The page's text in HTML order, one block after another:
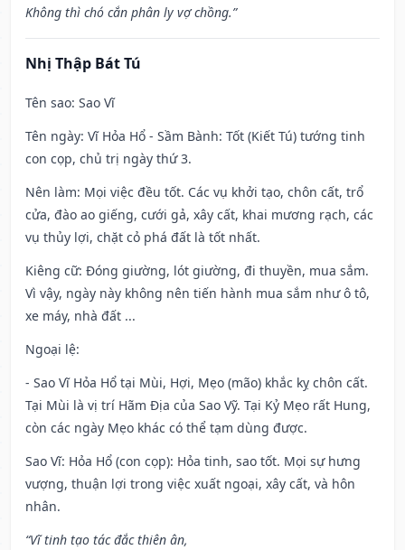
Không thì chó cắn phân ly vợ chồng.”
Nhị Thập Bát Tú
Tên sao: Sao Vĩ
Tên ngày: Vĩ Hỏa Hổ - Sầm Bành: Tốt (Kiết Tú) tướng tinh
con cọp, chủ trị ngày thứ 3.
Nên làm: Mọi việc đều tốt. Các vụ khởi tạo, chôn cất, trổ
cửa, đào ao giếng, cưới gả, xây cất, khai mương rạch, các
vụ thủy lợi, chặt cỏ phá đất là tốt nhất.
Kiêng cữ: Đóng giường, lót giường, đi thuyền, mua sắm.
Vì vậy, ngày này không nên tiến hành mua sắm như ô tô,
xe máy, nhà đất ...
Ngoại lệ:
- Sao Vĩ Hỏa Hổ tại Mùi, Hợi, Mẹo (mão) khắc kỵ chôn cất.
Tại Mùi là vị trí Hãm Địa của Sao Vỹ. Tại Kỷ Mẹo rất Hung,
còn các ngày Mẹo khác có thể tạm dùng được.
Sao Vĩ: Hỏa Hổ (con cọp): Hỏa tinh, sao tốt. Mọi sự hưng
vượng, thuận lợi trong việc xuất ngoại, xây cất, và hôn
nhân.
“Vĩ tinh tạo tác đắc thiên ân,